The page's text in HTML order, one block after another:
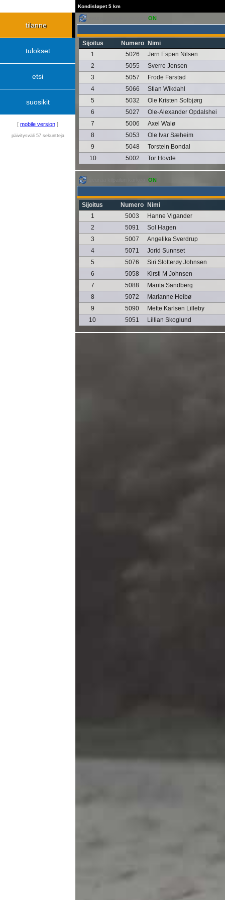
Kondisløpet 5 km
tilanne
tulokset
etsi
suosikit
[ mobile version ]
päivitysväli 57 sekuntteja
ON
Sijoitus Numero
Nimi
1
5026
Jørn Espen Nilsen
2
5055
Sverre Jensen
3
5057
Frode Farstad
4
5066
Stian Wikdahl
5
5032
Ole Kristen Solbjørg
6
5027
Ole-Alexander Opdalshei
7
5006
Axel Walø
8
5053
Ole Ivar Sæheim
9
5048
Torstein Bondal
10
5002 Tor Hovde
ON
Sijoitus Numero
Nimi
1
5003
Hanne Vigander
2
5091
Sol Hagen
3
5007
Angelika Sverdrup
4
5071
Jorid Sunnset
5
5076
Siri Slotterøy Johnsen
6
5058
Kirsti M Johnsen
7
5088
Marita Sandberg
8
5072
Marianne Heibø
9
5090
Mette Karlsen Lilleby
10
5051 Lillian Skoglund